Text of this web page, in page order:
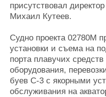
присутствовал
Михаил Кутеев.
Судно проекта 02780М
установки и съема на
порта плавучих средств
оборудования,
буев С-3 с якорными
обслуживания на